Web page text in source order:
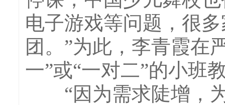
电子游戏等问题，很
团。”为此，李青霞在
一”或“一对二”的小班
“因为需求陡增，为